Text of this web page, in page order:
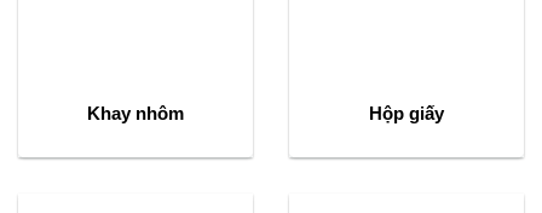
Khay nhôm Hộp giấy